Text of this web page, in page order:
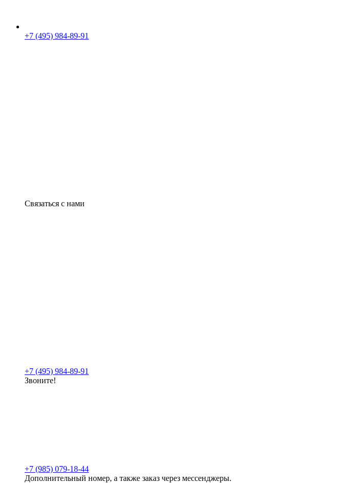
+7 (495) 984-89-91
Связаться с нами
+7 (495) 984-89-91
Звоните!
+7 (985) 079-18-44
Дополнительный номер, а также заказ через мессенджеры.